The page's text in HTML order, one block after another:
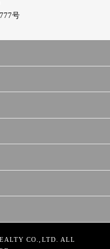
号
CO.,LTD. ALL